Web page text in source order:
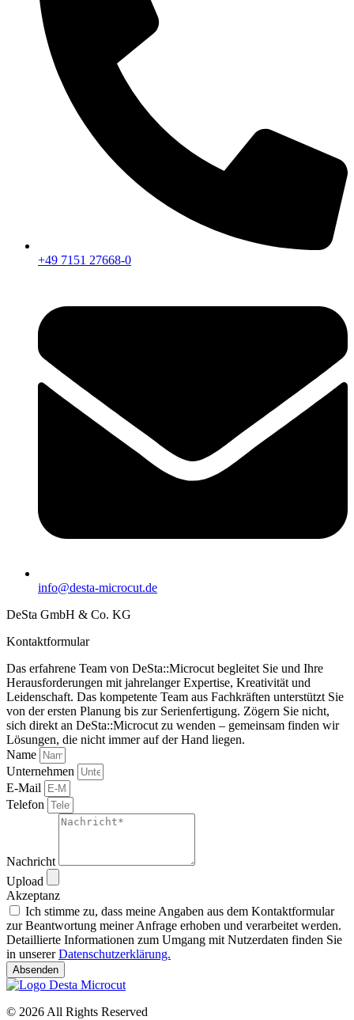
+49 7151 27668-0
info@desta-microcut.de
DeSta GmbH & Co. KG
Kontaktformular
Das erfahrene Team von DeSta::Microcut begleitet Sie und Ihre
Herausforderungen mit jahrelanger Expertise, Kreativität und
Leidenschaft. Das kompetente Team aus Fachkräften unterstützt Sie
von der ersten Planung bis zur Serienfertigung. Zögern Sie nicht,
sich direkt an DeSta::Microcut zu wenden – gemeinsam finden wir
Lösungen, die nicht immer auf der Hand liegen.
Name
Unternehmen
E-Mail
Telefon
Nachricht
Upload
Akzeptanz
Ich stimme zu, dass meine Angaben aus dem Kontaktformular
zur Beantwortung meiner Anfrage erhoben und verarbeitet werden.
Detaillierte Informationen zum Umgang mit Nutzerdaten finden Sie
in unsererDatenschutzerklärung.
Absenden
© 2026 All Rights Reserved